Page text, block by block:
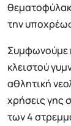
την
Συμφωνούμε
κλειστού
αθλητική
χρήσεις γης
των 4